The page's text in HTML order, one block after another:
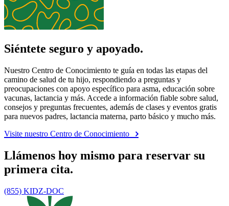
Siéntete seguro y apoyado.
Nuestro Centro de Conocimiento te guía en todas las etapas del
camino de salud de tu hijo, respondiendo a preguntas y
preocupaciones con apoyo específico para asma, educación sobre
vacunas, lactancia y más. Accede a información fiable sobre salud,
consejos y preguntas frecuentes, además de clases y eventos gratis
para nuevos padres, lactancia materna, parto básico y mucho más.
Visite nuestro Centro de Conocimiento
Llámenos hoy mismo para reservar su
primera cita.
(855) KIDZ-DOC